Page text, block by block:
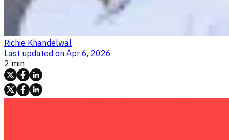
Richie Khandelwal
Last updated on Apr 6, 2026
2 min